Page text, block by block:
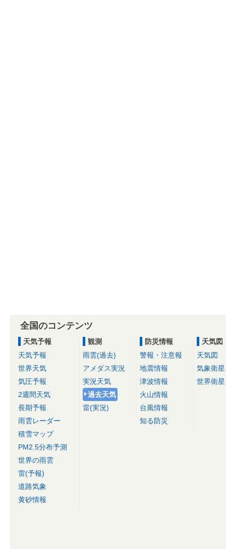
全国のコンテンツ
天気予報
天気予報
世界天気
気圧予報
2週間天気
長期予報
雨雲レーダー
積雪マップ
PM2.5分布予測
世界の雨雲
雷(予報)
道路気象
黄砂情報
観測
雨雲(過去)
アメダス実況
実況天気
過去天気
雷(実況)
防災情報
警報・注意報
地震情報
津波情報
火山情報
台風情報
知る防災
天気図
天気図
気象衛星
世界衛星